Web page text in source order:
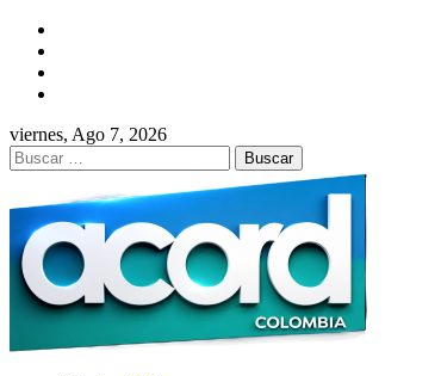
Saltar
contenido
viernes, Ago 7, 2026
Buscar: